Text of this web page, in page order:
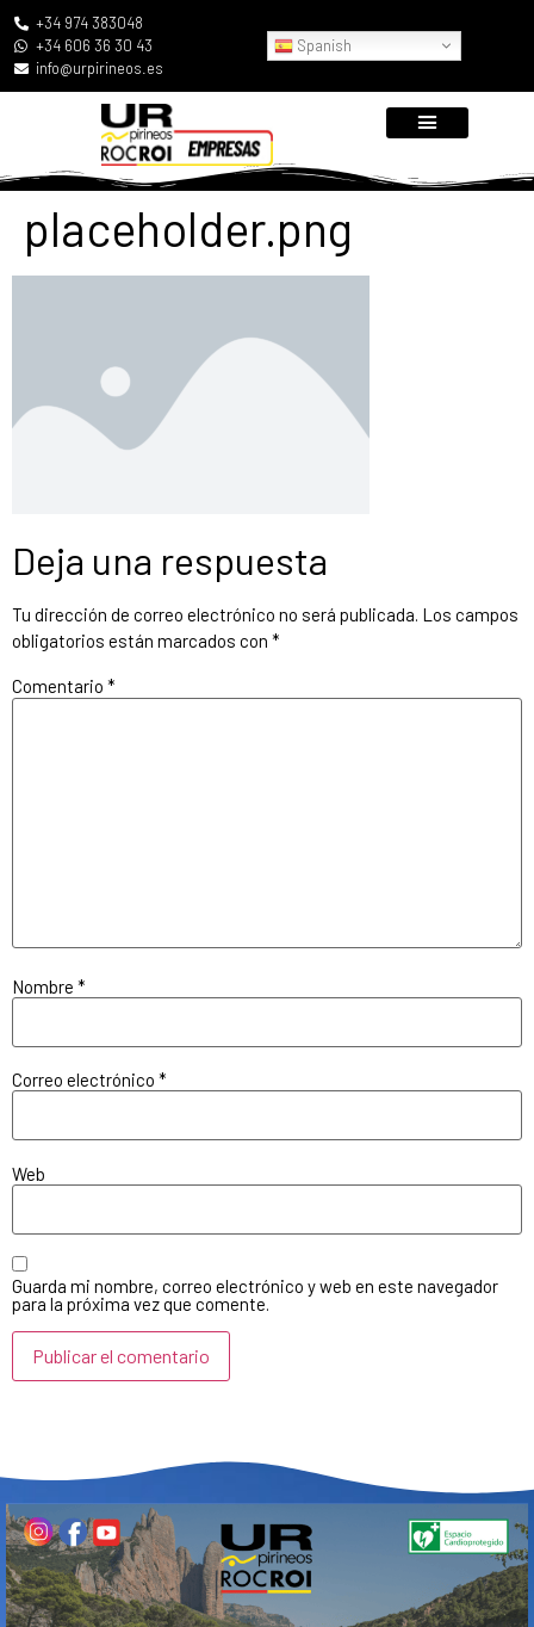
+34 974 383048
+34 606 36 30 43
info@urpirineos.es
Spanish
placeholder.png
Deja una respuesta
Tu dirección de correo electrónico no será publicada. Los campos
obligatorios están marcados con *
Comentario *
Nombre *
Correo electrónico *
Web
Guarda mi nombre, correo electrónico y web en este navegador
para la próxima vez que comente.